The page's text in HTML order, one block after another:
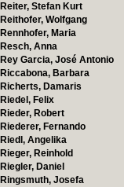
Reiter, Stefan Kurt
Reithofer, Wolfgang
Rennhofer, Maria
Resch, Anna
Rey Garcia, José Antonio
Riccabona, Barbara
Richerts, Damaris
Riedel, Felix
Rieder, Robert
Riederer, Fernando
Riedl, Angelika
Rieger, Reinhold
Riegler, Daniel
Ringsmuth, Josefa